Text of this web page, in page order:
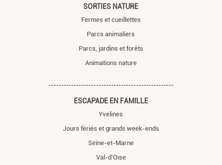
SORTIES NATURE
Fermes et cueillettes
Parcs animaliers
Parcs, jardins et forêts
Animations nature
ESCAPADE EN FAMILLE
Yvelines
Jours fériés et grands week-ends
Seine-et-Marne
Val-d'Oise